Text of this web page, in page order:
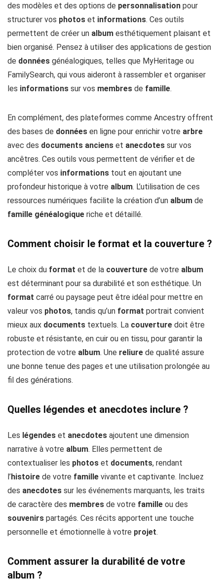
des modèles et des options de personnalisation pour
structurer vos photos et informations. Ces outils
permettent de créer un album esthétiquement plaisant et
bien organisé. Pensez à utiliser des applications de gestion
de données généalogiques, telles que MyHeritage ou
FamilySearch, qui vous aideront à rassembler et organiser
les informations sur vos membres de famille.
En complément, des plateformes comme Ancestry offrent
des bases de données en ligne pour enrichir votre arbre
avec des documents anciens et anecdotes sur vos
ancêtres. Ces outils vous permettent de vérifier et de
compléter vos informations tout en ajoutant une
profondeur historique à votre album. L’utilisation de ces
ressources numériques facilite la création d’un album de
famille généalogique riche et détaillé.
Comment choisir le format et la couverture ?
Le choix du format et de la couverture de votre album
est déterminant pour sa durabilité et son esthétique. Un
format carré ou paysage peut être idéal pour mettre en
valeur vos photos, tandis qu’un format portrait convient
mieux aux documents textuels. La couverture doit être
robuste et résistante, en cuir ou en tissu, pour garantir la
protection de votre album. Une reliure de qualité assure
une bonne tenue des pages et une utilisation prolongée au
fil des générations.
Quelles légendes et anecdotes inclure ?
Les légendes et anecdotes ajoutent une dimension
narrative à votre album. Elles permettent de
contextualiser les photos et documents, rendant
l’histoire de votre famille vivante et captivante. Incluez
des anecdotes sur les événements marquants, les traits
de caractère des membres de votre famille ou des
souvenirs partagés. Ces récits apportent une touche
personnelle et émotionnelle à votre projet.
Comment assurer la durabilité de votre
album ?